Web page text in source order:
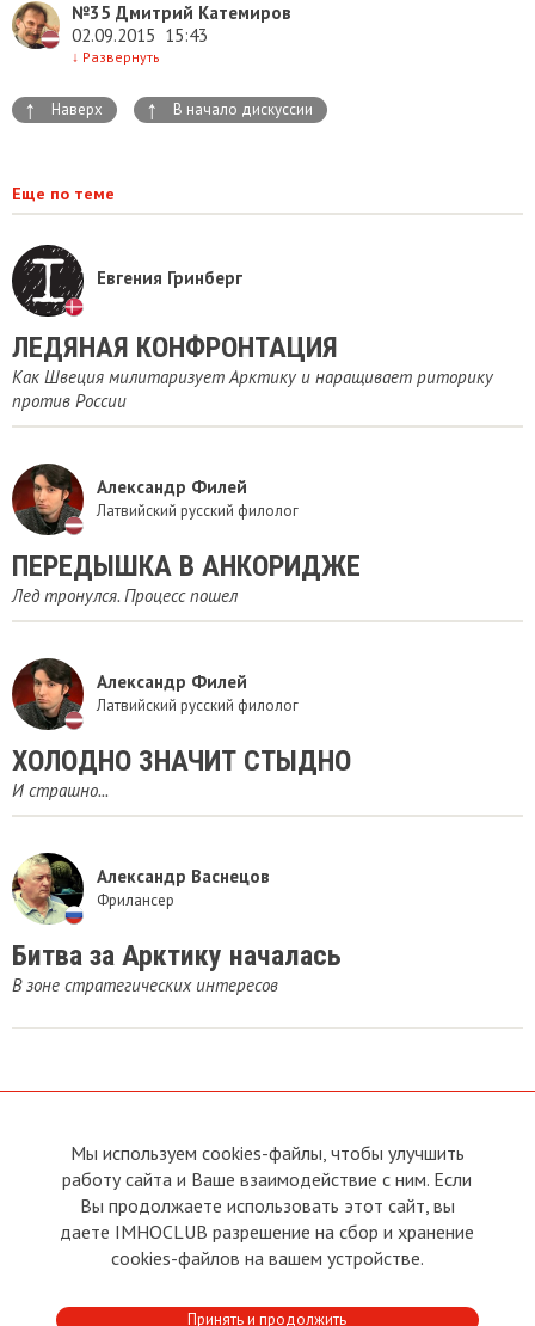
№35 Дмитрий Катемиров
02.09.2015 15:43
↓ Развернуть
↑ Наверх ↑ В начало дискуссии
Еще по теме
Евгения Гринберг
ЛЕДЯНАЯ КОНФРОНТАЦИЯ
Как Швеция милитаризует Арктику и наращивает риторику
против России
Александр Филей
Латвийский русский филолог
ПЕРЕДЫШКА В АНКОРИДЖЕ
Лед тронулся. Процесс пошел
Александр Филей
Латвийский русский филолог
ХОЛОДНО ЗНАЧИТ СТЫДНО
И страшно...
Александр Васнецов
Фрилансер
Битва за Арктику началась
В зоне стратегических интересов
О сайте
Условия пользования
Политика конфиденциальности
Прямая связь с
Председателем
Прямая связь c членами клуба
Реклама
Контакты
Club
Мы используем cookies-файлы, чтобы улучшить
работу сайта и Ваше взаимодействие с ним. Если
Вы продолжаете использовать этот сайт, вы
даете IMHOCLUB разрешение на сбор и хранение
cookies-файлов на вашем устройстве.
Принять и продолжить